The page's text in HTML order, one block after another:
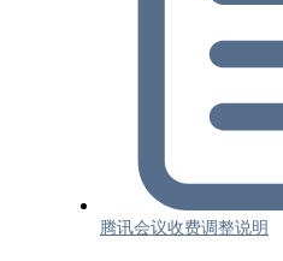
腾讯会议收费调整说明